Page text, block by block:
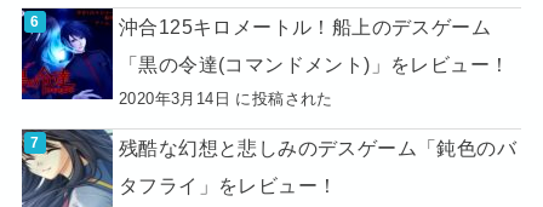
沖合125キロメートル！船上のデスゲーム
「黒の令達(コマンドメント)」をレビュー！
2020年3月14日 に投稿された
残酷な幻想と悲しみのデスゲーム「鈍色のバ
タフライ」をレビュー！